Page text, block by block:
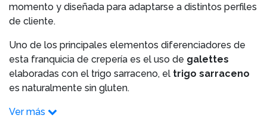
momento y diseñada para adaptarse a distintos perfiles
de cliente.
Uno de los principales elementos diferenciadores de
esta franquicia de crepería es el uso de galettes
elaboradas con el trigo sarraceno, el trigo sarraceno
es naturalmente sin gluten.
Ver más